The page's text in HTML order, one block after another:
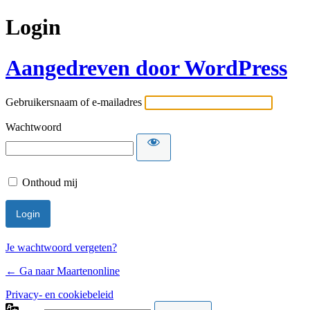
Login
Aangedreven door WordPress
Gebruikersnaam of e-mailadres
Wachtwoord
Onthoud mij
Je wachtwoord vergeten?
← Ga naar Maartenonline
Privacy- en cookiebeleid